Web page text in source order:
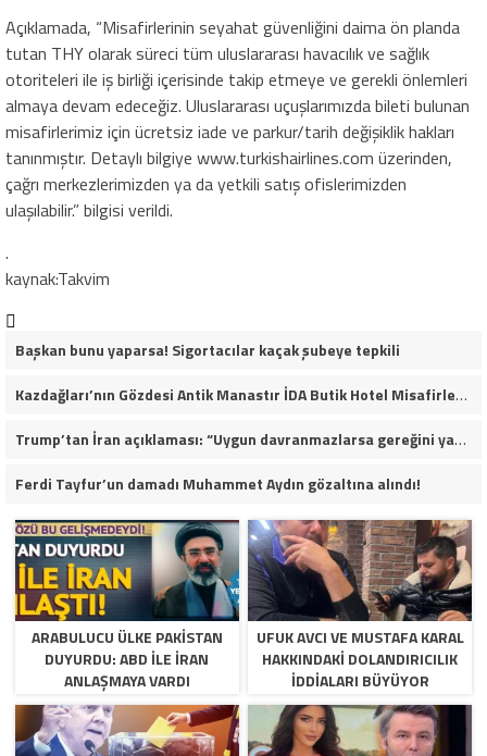
Açıklamada, “Misafirlerinin seyahat güvenliğini daima ön planda
tutan THY olarak süreci tüm uluslararası havacılık ve sağlık
otoriteleri ile iş birliği içerisinde takip etmeye ve gerekli önlemleri
almaya devam edeceğiz. Uluslararası uçuşlarımızda bileti bulunan
misafirlerimiz için ücretsiz iade ve parkur/tarih değişiklik hakları
tanınmıştır. Detaylı bilgiye www.turkishairlines.com üzerinden,
çağrı merkezlerimizden ya da yetkili satış ofislerimizden
ulaşılabilir.” bilgisi verildi.
.
kaynak:Takvim
Başkan bunu yaparsa! Sigortacılar kaçak şubeye tepkili
Kazdağları’nın Gözdesi Antik Manastır İDA Butik Hotel Misafirlerinden Tam Not Alıyor
Trump’tan İran açıklaması: “Uygun davranmazlarsa gereğini yaparım”
Ferdi Tayfur’un damadı Muhammet Aydın gözaltına alındı!
ARABULUCU ÜLKE PAKISTAN
DUYURDU: ABD ILE İRAN
ANLAŞMAYA VARDI
UFUK AVCI VE MUSTAFA KARAL
HAKKINDAKI DOLANDIRICILIK
İDDIALARI BÜYÜYOR